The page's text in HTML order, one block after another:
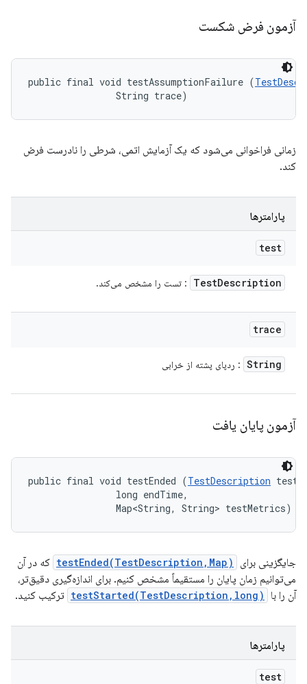
آزمون فرض شکست
public final void testAssumptionFailure (
                String trace)
زمانی فراخوانی می‌شود که یک آزمایش اتمی، شرطی را نادرست فرض
کند.
پارامترها
test
TestDescription : تست را مشخص می‌کند.
trace
String : ردپای پشته از خرابی
آزمون پایان یافت
public final void testEnded (TestDescription
                long endTime,
                Map<String, String> testMetrics)
جایگزینی برای testEnded(TestDescription,Map) که در آن
می‌توانیم زمان پایان را مستقیماً مشخص کنیم. برای اندازه‌گیری دقیق‌تر،
آن را با
testStarted(TestDescription,long) ترکیب کنید.
پارامترها
test